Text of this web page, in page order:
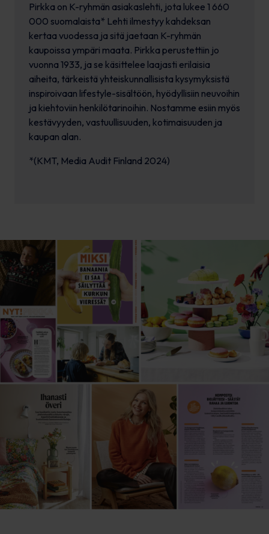
Pirkka on K-ryhmän asiakaslehti, jota lukee 1 660
000 suomalaista* Lehti ilmestyy kahdeksan
kertaa vuodessa ja sitä jaetaan K-ryhmän
kaupoissa ympäri maata. Pirkka perustettiin jo
vuonna 1933, ja se käsittelee laajasti erilaisia
aiheita, tärkeistä yhteiskunnallisista kysymyksistä
inspiroivaan lifestyle-sisältöön, hyödyllisiin neuvoihin
ja kiehtoviin henkilötarinoihin. Nostamme esiin myös
kestävyyden, vastuullisuuden, kotimaisuuden ja
kaupan alan.
*(KMT, Media Audit Finland 2024)